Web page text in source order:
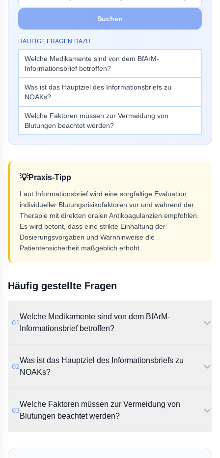
Suchen
HÄUFIGE FRAGEN DAZU
Welche Medikamente sind von dem BfArM-
Informationsbrief betroffen?
Was ist das Hauptziel des Informationsbriefs zu
NOAKs?
Welche Faktoren müssen zur Vermeidung von
Blutungen beachtet werden?
💡Praxis-Tipp
Laut Informationsbrief wird eine sorgfältige Evaluation
individueller Blutungsrisikofaktoren vor und während der
Therapie mit direkten oralen Antikoagulanzien empfohlen.
Es wird betont, dass eine strikte Einhaltung der
Dosierungsvorgaben und Warnhinweise die
Patientensicherheit maßgeblich erhöht.
Häufig gestellte Fragen
01
Welche Medikamente sind von dem BfArM-
Informationsbrief betroffen?
oralen Antikoagulanzien Apixaban (Eliquis®),
Dabigatranetexilat (Pradaxa®) und Rivaroxaban
02
Was ist das Hauptziel des Informationsbriefs zu
NOAKs?
Sensibilisierung für das Blutungsrisiko unter diesen
Antikoagulanzien. Es wird darauf hingewiesen, dass
03
Welche Faktoren müssen zur Vermeidung von
Blutungen beachtet werden?
für Blutungen, die korrekte Dosierung sowie